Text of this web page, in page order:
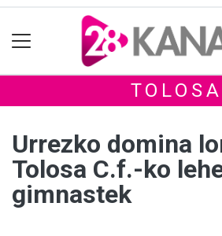
TOLOSA
Urrezko domina
Tolosa C.f.-ko
gimnastek